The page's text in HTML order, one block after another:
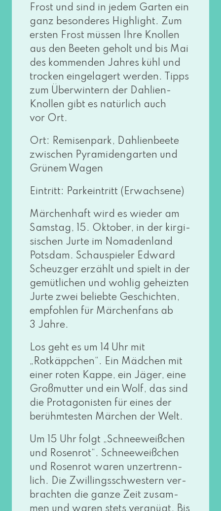
Frost und sind in jedem Garten ein
ganz beson­de­res Highlight. Zum
ers­ten Frost müs­sen Ihre Knollen
aus den Beeten geholt und bis Mai
des kom­men­den Jahres kühl und
tro­cken ein­ge­la­gert wer­den. Tipps
zum Überwintern der Dahlien-
Knollen gibt es natür­lich auch
vor Ort.
Ort: Remisenpark, Dahlienbeete
zwi­schen Pyramidengarten und
Grünem Wagen
Eintritt: Parkeintritt (Erwachsene)
Märchenhaft wird es wie­der am
Samstag, 15. Oktober, in der kir­gi­
si­schen Jurte im Nomadenland
Potsdam. Schauspieler Edward
Scheuzger erzählt und spielt in der
gemüt­li­chen und woh­lig geheiz­ten
Jurte zwei belieb­te Geschichten,
emp­foh­len für Märchenfans ab
3 Jahre.
Los geht es um 14 Uhr mit
„Rotkäppchen“. Ein Mädchen mit
einer roten Kappe, ein Jäger, eine
Großmutter und ein Wolf, das sind
die Protagonisten für eines der
berühm­tes­ten Märchen der Welt.
Um 15 Uhr folgt „Schneeweißchen
und Rosenrot“. Schneeweißchen
und Rosenrot waren unzer­trenn­
lich. Die Zwillingsschwestern ver­
brach­ten die gan­ze Zeit zusam­